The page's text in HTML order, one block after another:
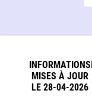
INFORMATIONS
MISES À JOUR
LE 28-04-2026